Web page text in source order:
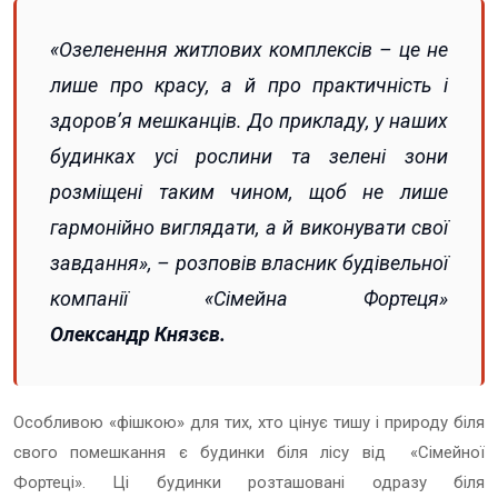
«Озеленення житлових комплексів – це не
лише про красу, а й про практичність і
здоровʼя мешканців. До прикладу, у наших
будинках усі рослини та зелені зони
розміщені таким чином, щоб не лише
гармонійно виглядати, а й виконувати свої
завдання», – розповів власник будівельної
компанії «Сімейна Фортеця»
Олександр Князєв.
Особливою «фішкою» для тих, хто цінує тишу і природу біля
свого помешкання є будинки біля лісу від «Сімейної
Фортеці». Ці будинки розташовані одразу біля